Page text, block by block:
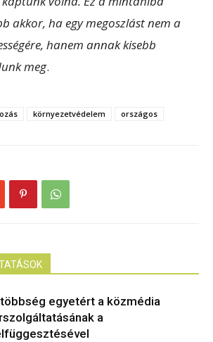
akkor, ha egy megoszlást nem a
hanem annak kisebb
meg.
környezetvédelem országos
egyetért a közmédia
a